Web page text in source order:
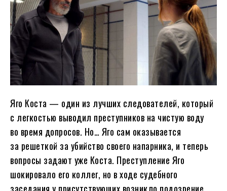
Яго Коста — один из лучших следователей, который
с легкостью выводил преступников на чистую воду
во время допросов. Но… Яго сам оказывается
за решеткой за убийство своего напарника, и теперь
вопросы задают уже Коста. Преступление Яго
шокировало его коллег, но в ходе судебного